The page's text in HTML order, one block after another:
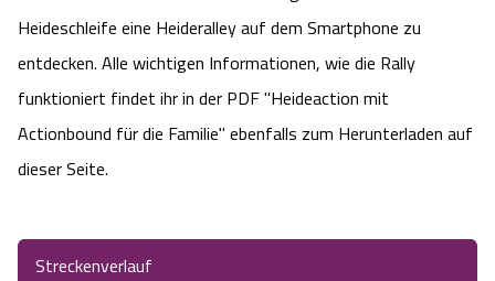
Heideschleife eine Heideralley auf dem Smartphone zu
entdecken. Alle wichtigen Informationen, wie die Rally
funktioniert findet ihr in der PDF "Heideaction mit
Actionbound für die Familie" ebenfalls zum Herunterladen auf
dieser Seite.
Streckenverlauf